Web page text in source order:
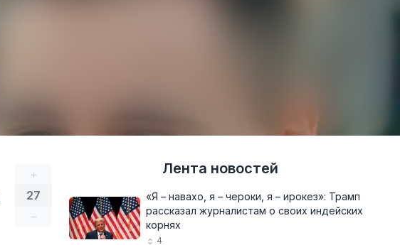
+
27
–
Лента новостей
«Я – навахо, я – чероки, я – ирокез»: Трамп
рассказал журналистам о своих индейских
корнях
4